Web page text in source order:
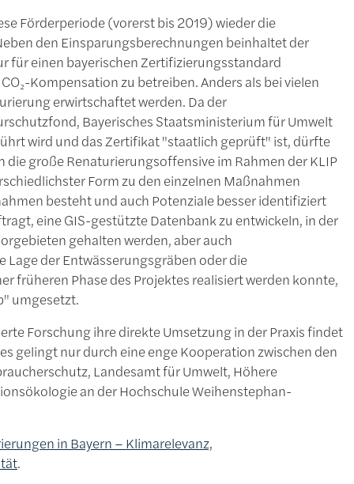
Förderperiode (vorerst bis 2019) wieder die
den Einsparungsberechnungen beinhaltet der
für einen bayerischen Zertifizierungsstandard
Kompensation zu betreiben. Anders als bei vielen
erwirtschaftet werden. Da der
Bayerisches Staatsministerium für Umwelt
wird und das Zertifikat "staatlich geprüft" ist, dürfte
große Renaturierungsoffensive im Rahmen der KLIP
Form zu den einzelnen Maßnahmen
besteht und auch Potenziale besser identifiziert
eine GIS-gestützte Datenbank zu entwickeln, in der
gehalten werden, aber auch
der Entwässerungsgräben oder die
früheren Phase des Projektes realisiert werden konnte,
umgesetzt.
Forschung ihre direkte Umsetzung in der Praxis findet
gelingt nur durch eine enge Kooperation zwischen den
Landesamt für Umwelt, Höhere
an der Hochschule Weihenstephan-
in Bayern – Klimarelevanz,
.